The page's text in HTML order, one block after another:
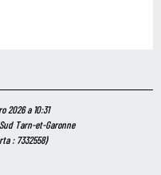
2026 a 10:31
Tarn-et-Garonne
:7332558)